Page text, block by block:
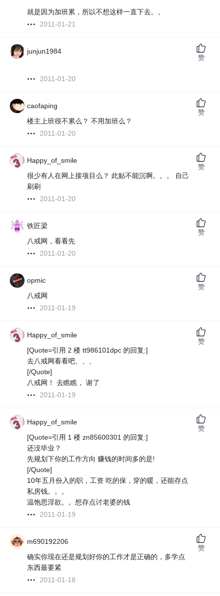
就是因为加班累，所以不想这样一直下去。。
2011-01-21
junjun1984
2011-01-20
赞
caofaping
楼主上班很不累么？ 不用加班么？
2011-01-20
赞
Happy_of_smile
很少有人在网上接项目么？ 此贴不能沉啊。。。 自己
刷刷
2011-01-20
赞
铁匠梁
八戒网，看看先
2011-01-20
赞
opmic
八戒网
2011-01-19
赞
Happy_of_smile
[Quote=引用 2 楼 tt986101dpc 的回复:]
去八戒网看看吧、、、
[/Quote]
八戒网！ 去瞧瞧， 谢了
2011-01-19
赞
Happy_of_smile
[Quote=引用 1 楼 zn85600301 的回复:]
还没毕业？
先规划下你的工作方向 赚钱的时间多的是!
[/Quote]
10年五月份入的职，工资 吃的保，穿的暖，还能存点
私房钱。。。
温饱思淫欲。。想存点讨老婆的钱
2011-01-19
赞
m690192206
确实你现在还是规划好你的工作才是正确的，多学点
东西最要紧
2011-01-18
赞